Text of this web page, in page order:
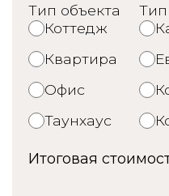
Тип объекта
Коттедж
Квартира
Офис
Таунхаус
Итоговая